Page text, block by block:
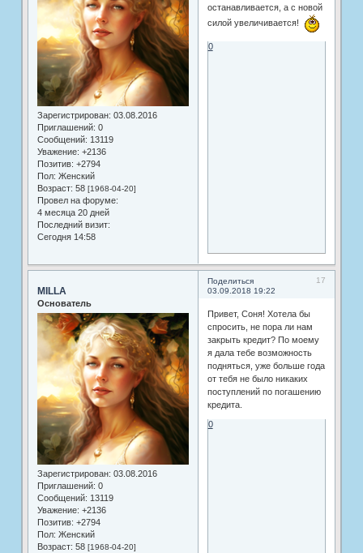
Зарегистрирован: 03.08.2016
Приглашений: 0
Сообщений: 13119
Уважение: +2136
Позитив: +2794
Пол: Женский
Возраст: 58 [1968-04-20]
Провел на форуме:
4 месяца 20 дней
Последний визит:
Сегодня 14:58
останавливается, а с новой
силой увеличивается!
0
Поделиться
17
03.09.2018 19:22
MILLA
Основатель
Зарегистрирован: 03.08.2016
Приглашений: 0
Сообщений: 13119
Уважение: +2136
Позитив: +2794
Пол: Женский
Возраст: 58 [1968-04-20]
Привет, Соня! Хотела бы
спросить, не пора ли нам
закрыть кредит? По моему
я дала тебе возможность
подняться, уже больше года
от тебя не было никаких
поступлений по погашению
кредита.
0